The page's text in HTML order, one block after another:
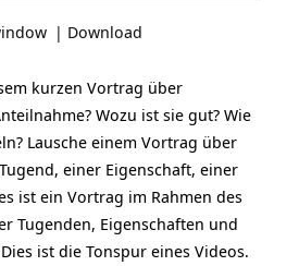
| Download
kurzen Vortrag über
Wozu ist sie gut? Wie
Lausche einem Vortrag über
einer Eigenschaft, einer
ist ein Vortrag im Rahmen des
Tugenden, Eigenschaften und
ist die Tonspur eines Videos.